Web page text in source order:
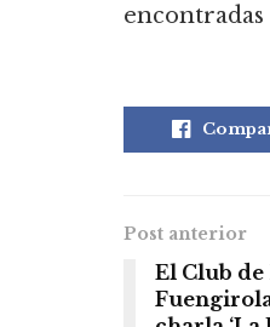
encontradas
Post anterior
El Club